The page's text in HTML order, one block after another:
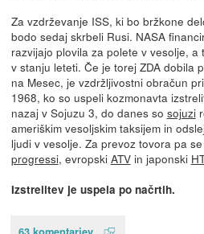
Za vzdrževanje ISS, ki bo bržkone
bodo sedaj skrbeli Rusi. NASA
razvijajo plovila za polete v vesolje,
v stanju leteti. Če je torej ZDA dobila
na Mesec, je vzdržljivostni obračun
1968, ko so uspeli kozmonavta
nazaj v Sojuzu 3, do danes so sojuzi
ameriškim vesoljskim taksijem in
ljudi v vesolje. Za prevoz tovora pa
progressi, evropski ATVin japonski
Izstrelitev je uspela po načrtih.